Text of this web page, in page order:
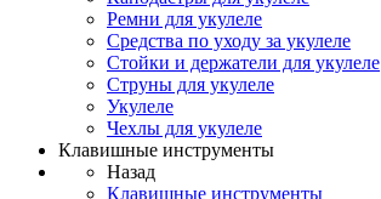
Ремни для укулеле
Средства по уходу за укулеле
Стойки и держатели для укулеле
Струны для укулеле
Укулеле
Чехлы для укулеле
Клавишные инструменты
Назад
Клавишные инструменты